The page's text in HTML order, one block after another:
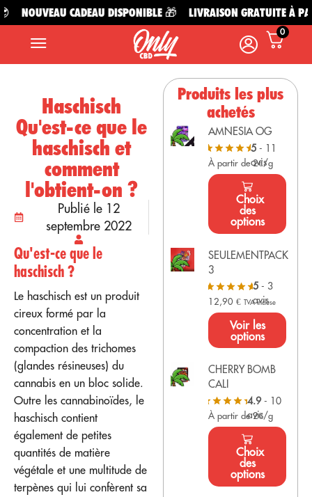
NOUVEAU CADEAU DISPONIBLE 🎁 LIVRAISON GRATUITE À
0
Haschisch
Qu'est-ce que le
haschisch et
comment
l'obtient-on ?
Publié le 12
septembre 2022
Qu'est-ce que le
haschisch ?
Le haschisch est un produit
cireux formé par la
concentration et la
compaction des trichomes
(glandes résineuses) du
cannabis en un bloc solide.
Outre les cannabinoïdes, le
haschisch contient
également de petites
quantités de matière
végétale et une multitude de
terpènes qui lui confèrent sa
Produits les plus
achetés
AMNESIA OG
5- 11
avis
À partir de 2€/g
Choix
des
options
SEULEMENTPACK
3
5 - 3
avis
12,90€ TVA incluse
Voir les
options
CHERRY BOMB
CALI
4.9- 10
avis
À partir de 2€/g
Choix
des
options